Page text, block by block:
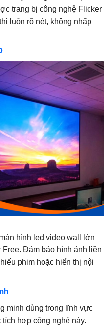
trang bị công nghệ Flicker
luôn rõ nét, không nhấp
hình led video wall lớn
Đảm bảo hình ảnh liền
phim hoặc hiển thị nội
minh dùng trong lĩnh vực
hợp công nghệ này.